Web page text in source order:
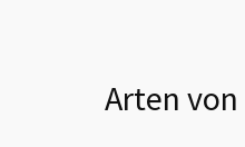
Arten von